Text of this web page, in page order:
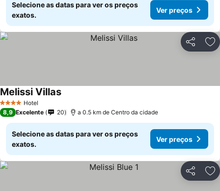
Selecione as datas para ver os preços
exatos.
Ver preços
Partilhar
4 EstrelasHotel
Melissi Villas
8,9 Excelente 20 a 0.5 km de Centro da cidade
Selecione as datas para ver os preços
exatos.
Ver preços
Partilhar